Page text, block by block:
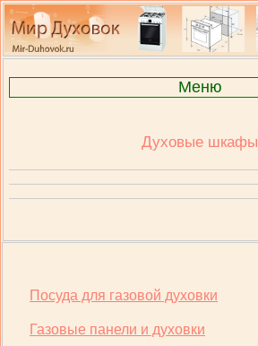
Меню
Духовые шкафы
Посуда для газовой духовки
Газовые панели и духовки